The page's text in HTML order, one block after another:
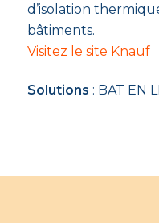
d’isolation
bâtiments.
Visitez le site Knauf
Solutions : BAT EN